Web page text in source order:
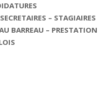
– STAGIAIRES
BARREAU – PRESTATION